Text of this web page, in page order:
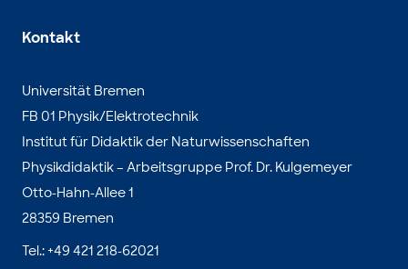
Kontakt
Universität Bremen
FB 01 Physik/Elektrotechnik
Institut für Didaktik der Naturwissenschaften
Physikdidaktik – Arbeitsgruppe Prof. Dr. Kulgemeyer
Otto-Hahn-Allee 1
28359 Bremen
Tel.: +49 421 218-62021